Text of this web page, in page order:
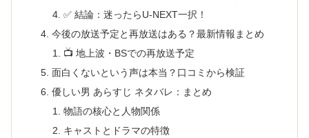
✅ 結論：迷ったらU-NEXT一択！
今後の放送予定と再放送はある？最新情報まとめ
📺 地上波・BSでの再放送予定
面白くないという声は本当？口コミから検証
優しい男 あらすじ ネタバレ：まとめ
物語の核心と人物関係
キャストとドラマの特徴